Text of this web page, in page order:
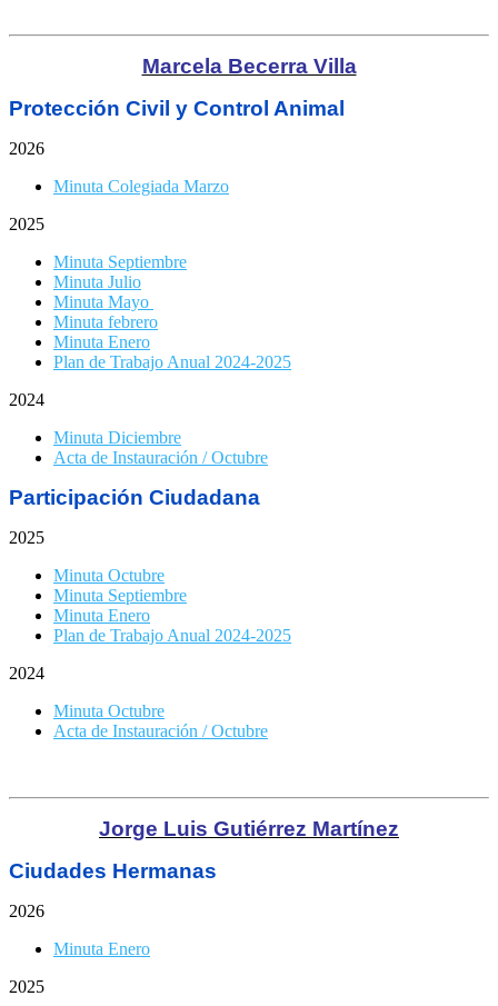
Marcela Becerra Villa
Protección Civil y Control Animal
2026
Minuta Colegiada Marzo
2025
Minuta Septiembre
Minuta Julio
Minuta Mayo
Minuta febrero
Minuta Enero
Plan de Trabajo Anual 2024-2025
2024
Minuta Diciembre
Acta de Instauración / Octubre
Participación Ciudadana
2025
Minuta Octubre
Minuta Septiembre
Minuta Enero
Plan de Trabajo Anual 2024-2025
2024
Minuta Octubre
Acta de Instauración / Octubre
Jorge Luis Gutiérrez Martínez
Ciudades Hermanas
2026
Minuta Enero
2025